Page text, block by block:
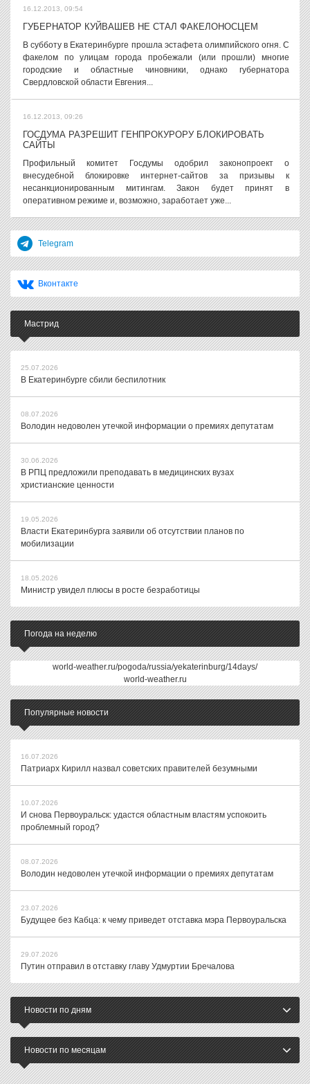
16.12.2013, 09:54
ГУБЕРНАТОР КУЙВАШЕВ НЕ СТАЛ ФАКЕЛОНОСЦЕМ
В субботу в Екатеринбурге прошла эстафета олимпийского огня. С
факелом по улицам города пробежали (или прошли) многие
городские и областные чиновники, однако губернатора
Свердловской области Евгения...
16.12.2013, 09:26
ГОСДУМА РАЗРЕШИТ ГЕНПРОКУРОРУ БЛОКИРОВАТЬ
САЙТЫ
Профильный комитет Госдумы одобрил законопроект о
внесудебной блокировке интернет-сайтов за призывы к
несанкционированным митингам. Закон будет принят в
оперативном режиме и, возможно, заработает уже...
Telegram
Вконтакте
Мастрид
25.07.2026
В Екатеринбурге сбили беспилотник
08.07.2026
Володин недоволен утечкой информации о премиях депутатам
30.06.2026
В РПЦ предложили преподавать в медицинских вузах
христианские ценности
19.05.2026
Власти Екатеринбурга заявили об отсутствии планов по
мобилизации
18.05.2026
Министр увидел плюсы в росте безработицы
Погода на неделю
world-weather.ru/pogoda/russia/yekaterinburg/14days/
world-weather.ru
Популярные новости
16.07.2026
Патриарх Кирилл назвал советских правителей безумными
10.07.2026
И снова Первоуральск: удастся областным властям успокоить
проблемный город?
08.07.2026
Володин недоволен утечкой информации о премиях депутатам
23.07.2026
Будущее без Кабца: к чему приведет отставка мэра Первоуральска
29.07.2026
Путин отправил в отставку главу Удмуртии Бречалова
Новости по дням
Новости по месяцам